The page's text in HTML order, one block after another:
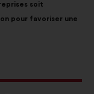
soit
pour favoriser une